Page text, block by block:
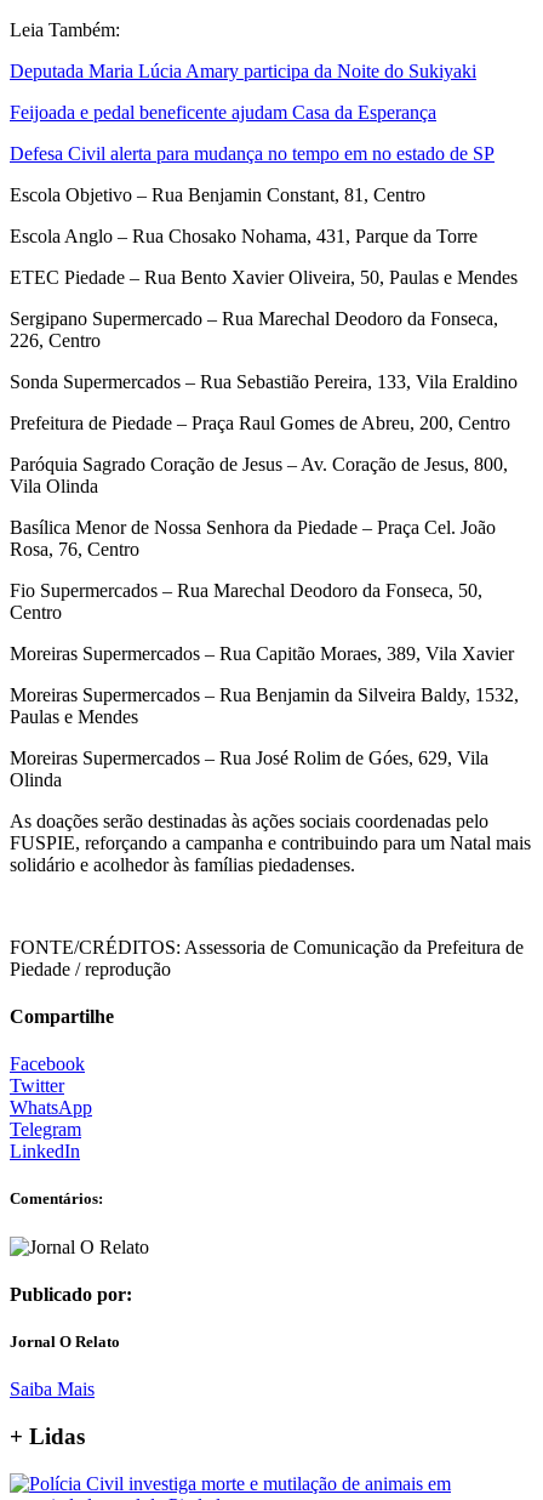
Leia Também:
Deputada Maria Lúcia Amary participa da Noite do Sukiyaki
Feijoada e pedal beneficente ajudam Casa da Esperança
Defesa Civil alerta para mudança no tempo em no estado de SP
Escola Objetivo – Rua Benjamin Constant, 81, Centro
Escola Anglo – Rua Chosako Nohama, 431, Parque da Torre
ETEC Piedade – Rua Bento Xavier Oliveira, 50, Paulas e Mendes
Sergipano Supermercado – Rua Marechal Deodoro da Fonseca,
226, Centro
Sonda Supermercados – Rua Sebastião Pereira, 133, Vila Eraldino
Prefeitura de Piedade – Praça Raul Gomes de Abreu, 200, Centro
Paróquia Sagrado Coração de Jesus – Av. Coração de Jesus, 800,
Vila Olinda
Basílica Menor de Nossa Senhora da Piedade – Praça Cel. João
Rosa, 76, Centro
Fio Supermercados – Rua Marechal Deodoro da Fonseca, 50,
Centro
Moreiras Supermercados – Rua Capitão Moraes, 389, Vila Xavier
Moreiras Supermercados – Rua Benjamin da Silveira Baldy, 1532,
Paulas e Mendes
Moreiras Supermercados – Rua José Rolim de Góes, 629, Vila
Olinda
As doações serão destinadas às ações sociais coordenadas pelo
FUSPIE, reforçando a campanha e contribuindo para um Natal mais
solidário e acolhedor às famílias piedadenses.
FONTE/CRÉDITOS: Assessoria de Comunicação da Prefeitura de
Piedade / reprodução
Compartilhe
Facebook
Twitter
WhatsApp
Telegram
LinkedIn
Comentários:
Publicado por:
Jornal O Relato
Saiba Mais
+ Lidas